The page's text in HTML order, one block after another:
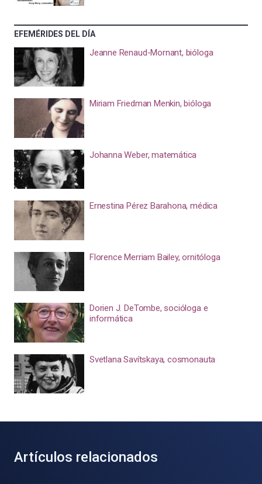
EFEMÉRIDES DEL DÍA
Jeanne Renaud-Mornant, bióloga
Miriam Friedman Menkin, bióloga
Johanna Weber, matemática
Ernestina Pérez Barahona, médica
Florence Merriam Bailey, ornitóloga
Dorien J. DeTombe, socióloga e
informática
Svetlana Savítskaya, cosmonauta
Artículos relacionados